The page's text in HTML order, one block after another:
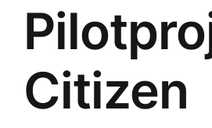
Resurser
Kontakta
Citizen